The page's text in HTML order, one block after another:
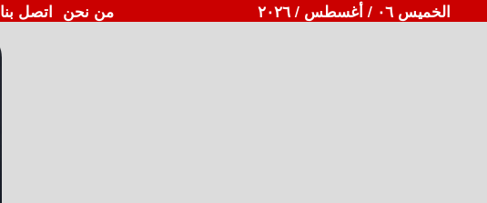
الخميس ٠٦ / أغسطس / ٢٠٢٦ من نحن اتصل بنا